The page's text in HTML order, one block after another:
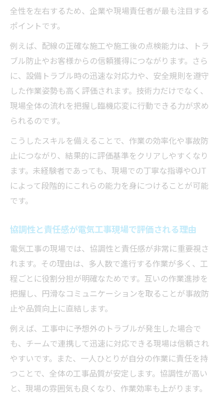
全性を左右するため、企業や現場責任者が最も注目する
ポイントです。
例えば、配線の正確な施工や施工後の点検能力は、トラ
ブル防止やお客様からの信頼獲得につながります。さら
に、設備トラブル時の迅速な対応力や、安全規則を遵守
した作業姿勢も高く評価されます。技術力だけでなく、
現場全体の流れを把握し臨機応変に行動できる力が求め
られるのです。
こうしたスキルを備えることで、作業の効率化や事故防
止につながり、結果的に評価基準をクリアしやすくなり
ます。未経験者であっても、現場での丁寧な指導やOJT
によって段階的にこれらの能力を身につけることが可能
です。
協調性と責任感が電気工事現場で評価される理由
電気工事の現場では、協調性と責任感が非常に重要視さ
れます。その理由は、多人数で進行する作業が多く、工
程ごとに役割分担が明確なためです。互いの作業進捗を
把握し、円滑なコミュニケーションを取ることが事故防
止や品質向上に直結します。
例えば、工事中に予想外のトラブルが発生した場合で
も、チームで連携して迅速に対応できる現場は信頼され
やすいです。また、一人ひとりが自分の作業に責任を持
つことで、全体の工事品質が安定します。協調性が高い
と、現場の雰囲気も良くなり、作業効率も上がります。